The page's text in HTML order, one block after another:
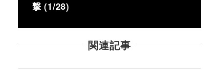
撃 (1/28)
関連記事